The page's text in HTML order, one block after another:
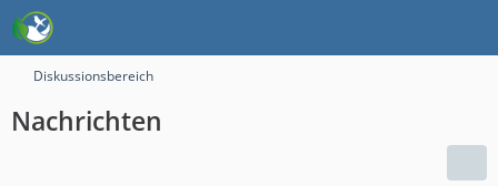
Diskussionsbereich
Nachrichten